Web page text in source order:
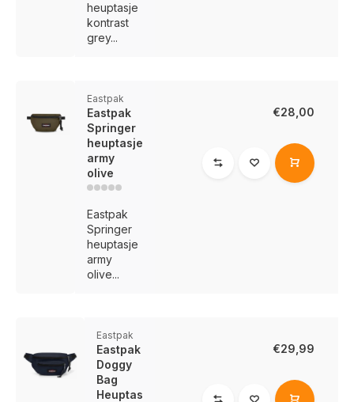
heuptasje
kontrast
grey...
Eastpak
Eastpak
Springer
heuptasje
army
olive
Eastpak
Springer
heuptasje
army
olive...
€28,00
Eastpak
Eastpak
Doggy
Bag
Heuptas
€29,99